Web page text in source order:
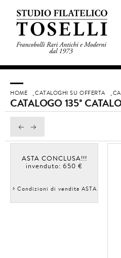
HOME CATALOGHI SU OFFERTA
CATALOGO 135°
ASTA CONCLUSA!!!
invenduto: 650 €
Condizioni di vendita ASTA